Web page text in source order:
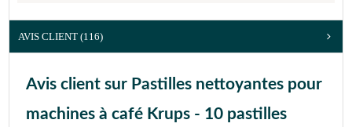
AVIS CLIENT (116)
Avis client sur Pastilles nettoyantes pour
machines à café Krups - 10 pastilles